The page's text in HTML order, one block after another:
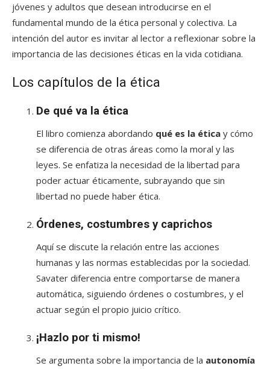
jóvenes y adultos que desean introducirse en el
fundamental mundo de la ética personal y colectiva. La
intención del autor es invitar al lector a reflexionar sobre la
importancia de las decisiones éticas en la vida cotidiana.
Los capítulos de la ética
De qué va la ética
El libro comienza abordando qué es la ética y cómo
se diferencia de otras áreas como la moral y las
leyes. Se enfatiza la necesidad de la libertad para
poder actuar éticamente, subrayando que sin
libertad no puede haber ética.
Órdenes, costumbres y caprichos
Aquí se discute la relación entre las acciones
humanas y las normas establecidas por la sociedad.
Savater diferencia entre comportarse de manera
automática, siguiendo órdenes o costumbres, y el
actuar según el propio juicio crítico.
¡Hazlo por ti mismo!
Se argumenta sobre la importancia de la autonomía